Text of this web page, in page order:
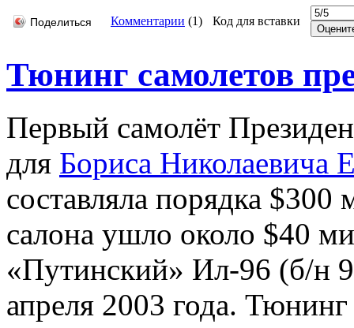
Поделиться Комментарии (1) Код для вставки
Тюнинг самолетов
Первый самолёт
для Бориса Николаевича
составляла порядка
салона ушло около $40
«Путинский» Ил-96 (б/н
апреля 2003 года.